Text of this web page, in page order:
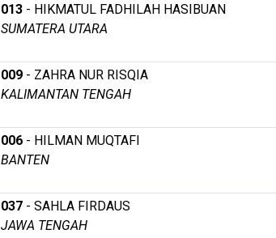
013 - HIKMATUL FADHILAH HASIBUAN
SUMATERA UTARA
009 - ZAHRA NUR RISQIA
KALIMANTAN TENGAH
006 - HILMAN MUQTAFI
BANTEN
037 - SAHLA FIRDAUS
JAWA TENGAH